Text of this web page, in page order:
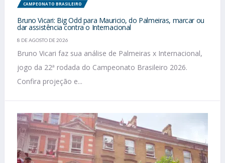
CAMPEONATO BRASILEIRO
Bruno Vicari: Big Odd para Mauricio, do Palmeiras, marcar ou
dar assistência contra o Internacional
8 DE AGOSTO DE 2026
Bruno Vicari faz sua análise de Palmeiras x Internacional,
jogo da 22ª rodada do Campeonato Brasileiro 2026.
Confira projeção e...